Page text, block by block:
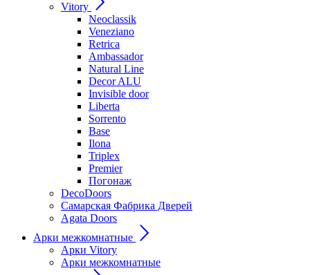
Vitory
Neoclassik
Veneziano
Retrica
Ambassador
Natural Line
Decor ALU
Invisible door
Liberta
Sorrento
Base
Ilona
Triplex
Premier
Погонаж
DecoDoors
Самарская Фабрика Дверей
Agata Doors
Арки межкомнатные
Арки Vitory
Арки межкомнатные